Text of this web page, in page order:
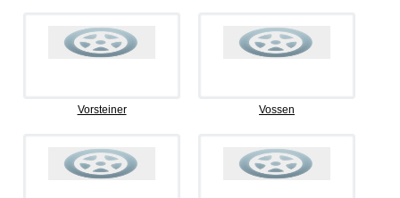
Vorsteiner Vossen